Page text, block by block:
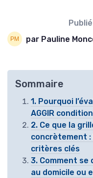
par Pauline
Sommaire
1. Pourquoi
AGGIR
2. Ce que la
concrètement :
critères clés
3. Comment se
au domicile ou